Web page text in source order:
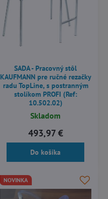
SADA - Pracovný stôl
KAUFMANN pre ručné rezačky
radu TopLine, s postranným
stolíkom PROFI (Ref:
10.502.02)
Skladom
493,97 €
Do košíka
NOVINKA